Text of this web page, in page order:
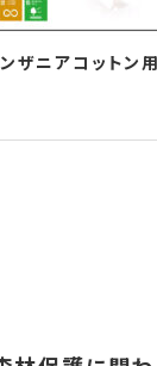
ザニアコットン